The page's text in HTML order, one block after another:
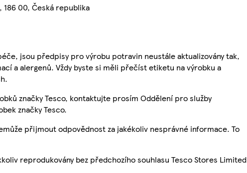
186 00, Česká republika
jsou předpisy pro výrobu potravin neustále aktualizovány tak,
a alergenů. Vždy byste si měli přečíst etiketu na výrobku a
značky Tesco, kontaktujte prosím Oddělení pro služby
značky Tesco.
přijmout odpovědnost za jakékoliv nesprávné informace. To
reprodukovány bez předchozího souhlasu Tesco Stores Limited